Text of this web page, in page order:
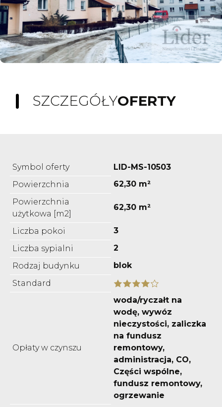
SZCZEGÓŁYOFERTY
Symbol oferty
LID-MS-10503
Powierzchnia
62,30 m²
Powierzchnia
użytkowa [m2]
62,30 m²
Liczba pokoi
3
Liczba sypialni
2
Rodzaj budynku
blok
Standard
Opłaty w czynszu
woda/ryczałt na
wodę, wywóz
nieczystości, zaliczka
na fundusz
remontowy,
administracja, CO,
Części wspólne,
fundusz remontowy,
ogrzewanie